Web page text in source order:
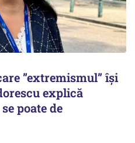
”extremismul” își
explică
poate de